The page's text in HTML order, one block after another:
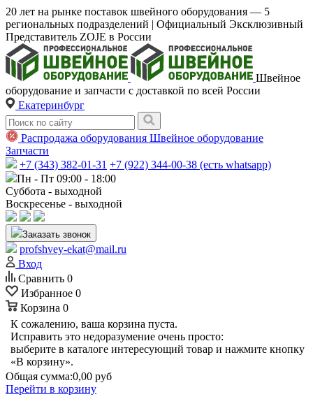
20 лет на рынке поставок швейного оборудования — 5
региональных подразделений | Официальный Эксклюзивный
Представитель ZOJE в России
Швейное
оборудование и запчасти с доставкой по всей России
Екатеринбург
Распродажа оборудования Швейное оборудование
Запчасти
+7 (343) 382-01-31 +7 (922) 344-00-38 (есть whatsapp)
Пн - Пт 09:00 - 18:00
Суббота - выходной
Воскресенье - выходной
Заказать звонок
profshvey-ekat@mail.ru
Вход
Сравнить 0
Избранное 0
Корзина 0
К сожалению, ваша корзина пуста.
Исправить это недоразумение очень просто:
выберите в каталоге интересующий товар и нажмите кнопку
«В корзину».
Общая сумма:0,00 руб
Перейти в корзину